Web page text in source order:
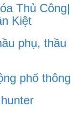
Thủ Công|
Kiệt
phụ, thầu
phổ thông